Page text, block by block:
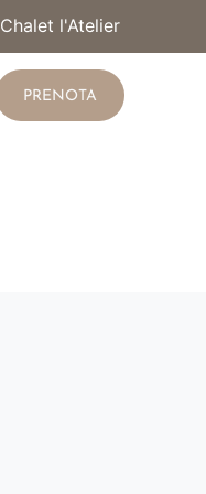
Chalet l'Atelier
PRENOTA